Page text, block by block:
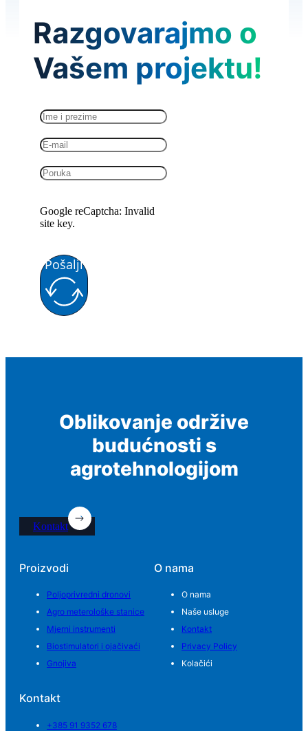
Razgovarajmo o
Vašem projektu!
Google reCaptcha: Invalid
site key.
Pošalji
Oblikovanje održive
budućnosti s
agrotehnologijom
Kontakt
Proizvodi
Poljoprivredni dronovi
Agro meterološke stanice
Mjerni instrumenti
Biostimulatori i ojačivaći
Gnojiva
O nama
O nama
Naše usluge
Kontakt
Privacy Policy
Kolačići
Kontakt
+385 91 9352 678